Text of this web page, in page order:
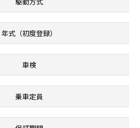
年式（初度登録）
車検
乗車定員